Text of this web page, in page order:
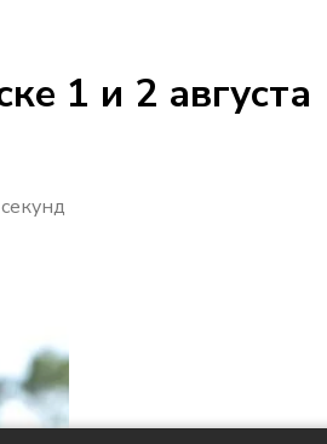
1 и 2 августа